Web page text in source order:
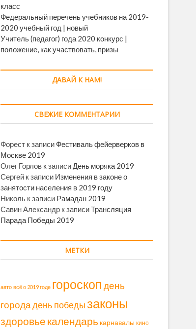
класс
Федеральный перечень учебников на 2019-
2020 учебный год | новый
Учитель (педагог) года 2020 конкурс |
положение, как участвовать, призы
ДАВАЙ К НАМ!
СВЕЖИЕ КОММЕНТАРИИ
Форест к записи Фестиваль фейерверков в
Москве 2019
Олег Горлов к записиДень моряка 2019
Сергей к записи Изменения в законе о
занятости населения в 2019 году
Николь к записи Рамадан 2019
Савин Александр к записиТрансляция
Парада Победы 2019
МЕТКИ
авто всё о 2019 годе гороскоп день
городадень победызаконы
здоровье календарь карнавалы кино